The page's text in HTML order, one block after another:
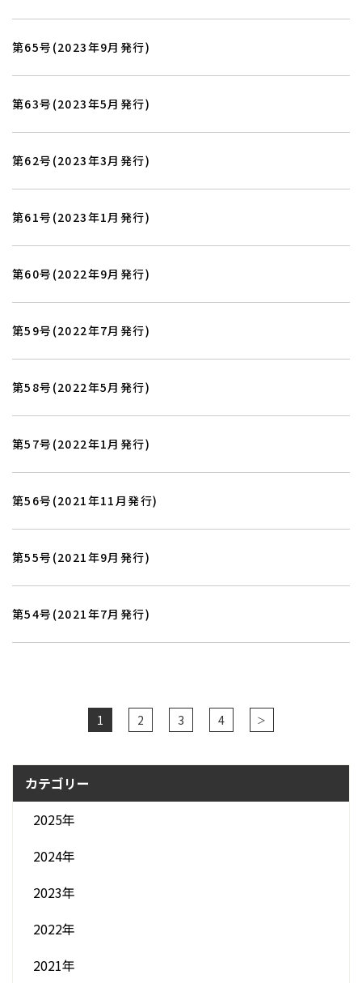
ホーム
会社紹介
受賞歴
施工実績
お客様の声
お知らせ・ブログ
カテゴリー
2025年
2024年
2023年
2022年
2021年
第65号(2023年9月発行)
第63号(2023年5月発行)
第62号(2023年3月発行)
第61号(2023年1月発行)
第60号(2022年9月発行)
第59号(2022年7月発行)
第58号(2022年5月発行)
第57号(2022年1月発行)
第56号(2021年11月発行)
第55号(2021年9月発行)
第54号(2021年7月発行)
1 2 3 4 ＞